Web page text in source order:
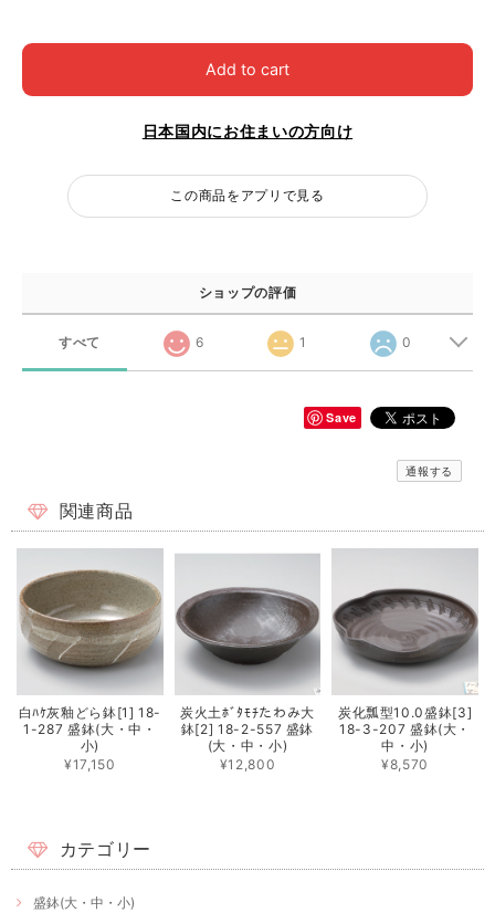
Add to cart
日本国内にお住まいの方向け
この商品をアプリで見る
ショップの評価
すべて 6 1 0
Save
通報する
関連商品
白ﾊｹ灰釉どら鉢[1] 18-
1-287 盛鉢(大・中・
小)
¥17,150
炭火土ﾎﾞﾀﾓﾁたわみ大
鉢[2] 18-2-557 盛鉢
(大・中・小)
¥12,800
炭化瓢型10.0盛鉢[3]
18-3-207 盛鉢(大・
中・小)
¥8,570
カテゴリー
盛鉢(大・中・小)